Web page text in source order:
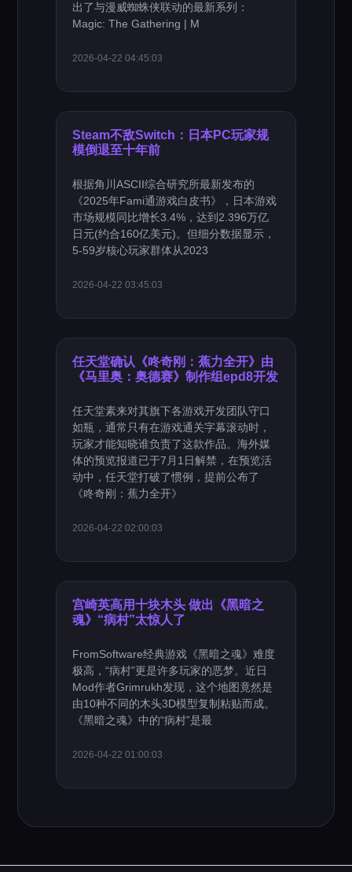
出了与漫威蜘蛛侠联动的最新系列：
Magic: The Gathering | M
2026-04-22 04:45:03
Steam不敌Switch：日本PC玩家规
模倒退至十年前
根据角川ASCII综合研究所最新发布的
《2025年Fami通游戏白皮书》，日本游戏
市场规模同比增长3.4%，达到2.396万亿
日元(约合160亿美元)。但细分数据显示，
5-59岁核心玩家群体从2023
2026-04-22 03:45:03
任天堂确认《咚奇刚：蕉力全开》由
《马里奥：奥德赛》制作组epd8开发
任天堂素来对其旗下各游戏开发团队守口
如瓶，通常只有在游戏通关字幕滚动时，
玩家才能知晓谁负责了这款作品。海外媒
体的预览报道已于7月1日解禁，在预览活
动中，任天堂打破了惯例，提前公布了
《咚奇刚：蕉力全开》
2026-04-22 02:00:03
宫崎英高用十块木头 做出《黑暗之
魂》“病村”太惊人了
FromSoftware经典游戏《黑暗之魂》难度
极高，“病村”更是许多玩家的恶梦。近日
Mod作者Grimrukh发现，这个地图竟然是
由10种不同的木头3D模型复制粘贴而成。
《黑暗之魂》中的“病村”是最
2026-04-22 01:00:03